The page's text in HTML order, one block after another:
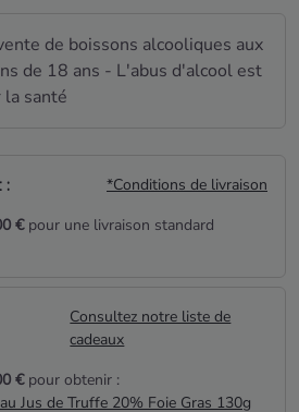
de boissons alcooliques aux
de 18 ans - L'abus d'alcool est
la santé
:
*Conditions de livraison
€pour une livraison standard
Consultez notre liste de
cadeaux
€pour obtenir :
Jus de Truffe 20% Foie Gras 130g